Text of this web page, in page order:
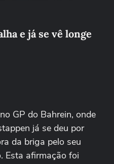
e já se vê longe
GP do Bahrein, onde
já se deu por
da briga pelo seu
Esta afirmação foi